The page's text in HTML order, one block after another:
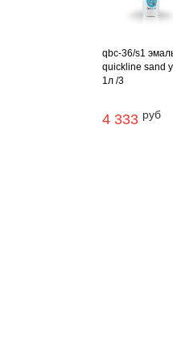
qbc-36/s1
quickline sand
1л /3
4 333 руб